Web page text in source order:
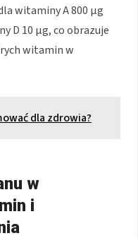
witaminy A 800 µg
D 10 µg, co obrazuje
witamin w
dla zdrowia?
w
i